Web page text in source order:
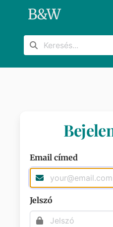
B&W
Email címed
Jelszó